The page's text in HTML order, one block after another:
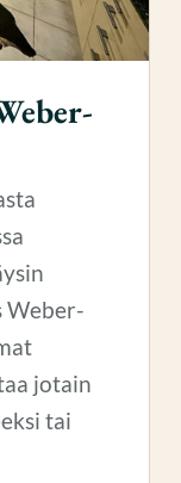
Weber-
jotain
tai